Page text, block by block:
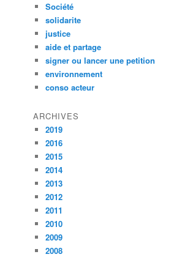
Société
solidarite
justice
aide et partage
signer ou lancer une petition
environnement
conso acteur
ARCHIVES
2019
2016
2015
2014
2013
2012
2011
2010
2009
2008